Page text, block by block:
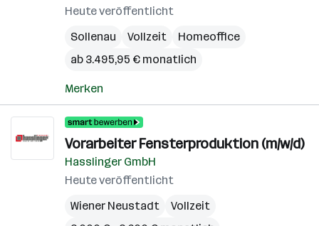
Heute veröffentlicht
Sollenau
Vollzeit
Homeoffice
ab 3.495,95 € monatlich
Merken
Vorarbeiter Fensterproduktion (m/w/d)
Hasslinger GmbH
Heute veröffentlicht
Wiener Neustadt
Vollzeit